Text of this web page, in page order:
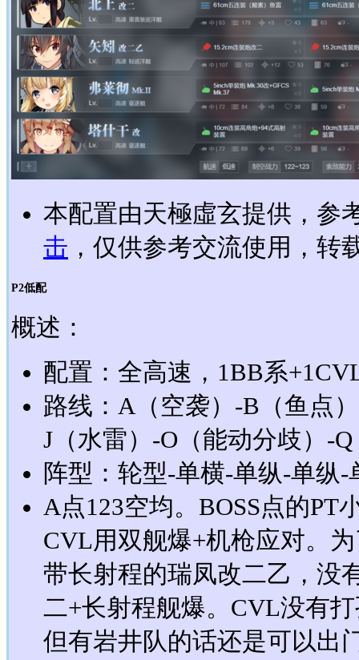
本配置由天極虛玄提供，参
击 ，仅供参考交流使用，转
P2低配
概述：
配置：全高速，1BB系
路线：A（空袭）-B（鱼点
J（水雷）-O（能动分歧）-Q
阵型：轮型-单横-单纵-单纵-
A点123空均。BOSS点的PT
CVL用双舰爆+机枪应对。
带长射程的瑞凤改二乙，没
二+长射程舰爆。CVL没有
但有岩井队的话还是可以出